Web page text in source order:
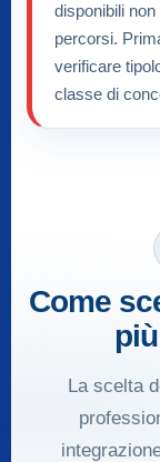
disponibili
percorsi.
verificare
classe di
Come
La scelta